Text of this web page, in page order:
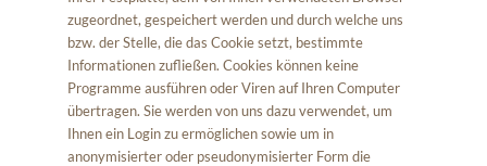
zugeordnet, gespeichert werden und durch welche uns
bzw. der Stelle, die das Cookie setzt, bestimmte
Informationen zufließen. Cookies können keine
Programme ausführen oder Viren auf Ihren Computer
übertragen. Sie werden von uns dazu verwendet, um
Ihnen ein Login zu ermöglichen sowie um in
anonymisierter oder pseudonymisierter Form die